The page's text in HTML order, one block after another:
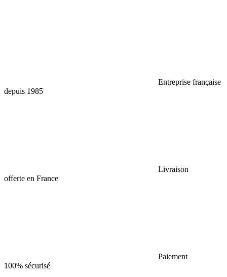
Entreprise française
depuis 1985
Livraison
offerte en France
Paiement
100% sécurisé